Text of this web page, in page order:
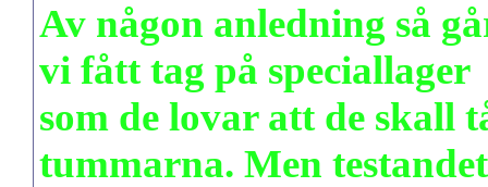
Av någon anledning så
vi fått tag på speciallager
som de lovar att de skall
tummarna. Men testandet